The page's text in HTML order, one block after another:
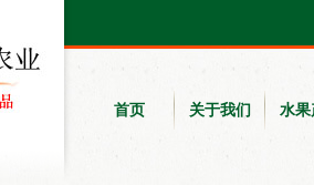
首页 关于我们 水果